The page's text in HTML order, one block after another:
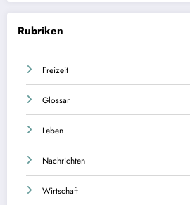
Rubriken
Freizeit
Glossar
Leben
Nachrichten
Wirtschaft